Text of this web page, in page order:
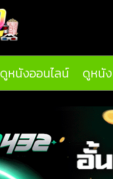
ดูหนังออนไลน์ ดูหนั